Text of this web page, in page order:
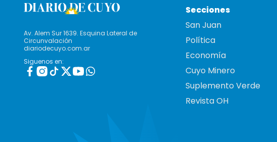
Av. Alem Sur 1639. Esquina Lateral de
Circunvalación
diariodecuyo.com.ar
Siguenos en:
Secciones
San Juan
Política
Economía
Cuyo Minero
Suplemento Verde
Revista OH